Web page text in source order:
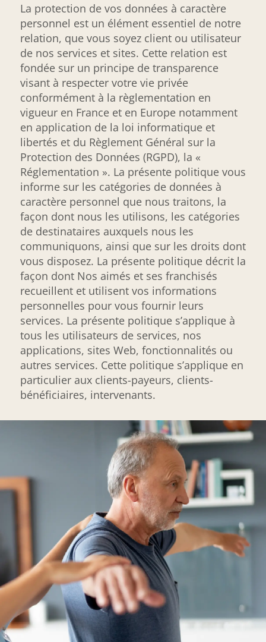
La protection de vos données à caractère
personnel est un élément essentiel de notre
relation, que vous soyez client ou utilisateur
de nos services et sites. Cette relation est
fondée sur un principe de transparence
visant à respecter votre vie privée
conformément à la règlementation en
vigueur en France et en Europe notamment
en application de la loi informatique et
libertés et du Règlement Général sur la
Protection des Données (RGPD), la «
Réglementation ». La présente politique vous
informe sur les catégories de données à
caractère personnel que nous traitons, la
façon dont nous les utilisons, les catégories
de destinataires auxquels nous les
communiquons, ainsi que sur les droits dont
vous disposez. La présente politique décrit la
façon dont Nos aimés et ses franchisés
recueillent et utilisent vos informations
personnelles pour vous fournir leurs
services. La présente politique s’applique à
tous les utilisateurs de services, nos
applications, sites Web, fonctionnalités ou
autres services. Cette politique s’applique en
particulier aux clients-payeurs, clients-
bénéficiaires, intervenants.